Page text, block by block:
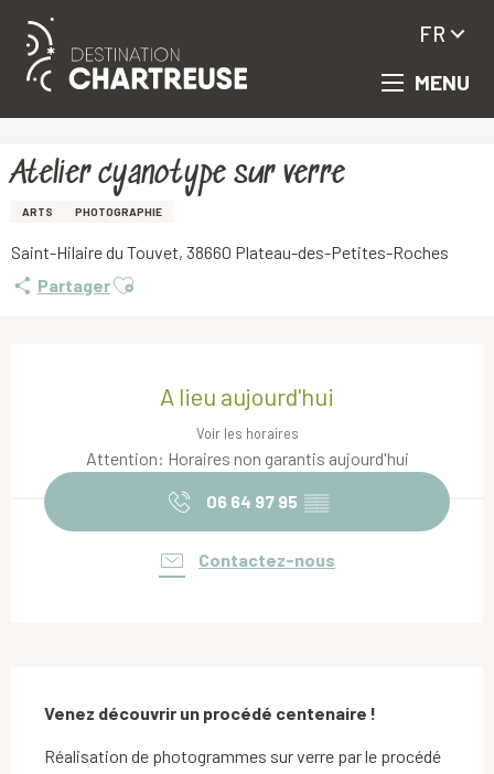
Aller
principal
MENU
FR
Atelier cyanotype sur verre
ARTS PHOTOGRAPHIE
Saint-Hilaire du Touvet, 38660 Plateau-des-Petites-Roches
PartagerAjouter aux favoris
A lieu aujourd'hui
Voir les horaires
Attention: Horaires non garantis aujourd'hui
06 64 97 95 ▒▒
Contactez-nous
Venez découvrir un procédé centenaire !
Réalisation de photogrammes sur verre par le procédé